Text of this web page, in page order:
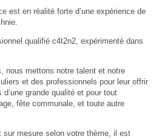
est en réalité forte d’une expérience de
qualifié c4t2n2, expérimenté dans
nous mettons notre talent et notre
et des professionnels pour leur offrir
grande qualité et pour tout
fête communale, et toute autre
sur mesure selon votre thème, il est